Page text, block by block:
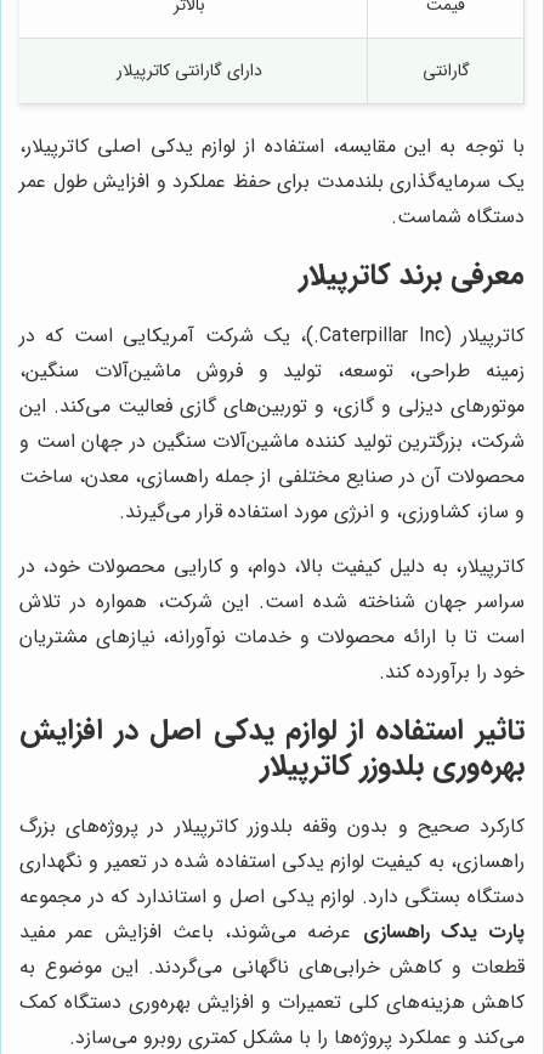
گارانتی دارای گارانتی کاترپیلار
با توجه به این مقایسه، استفاده از لوازم یدکی اصلی کاترپیلار،
یک سرمایه‌گذاری بلندمدت برای حفظ عملکرد و افزایش طول عمر
دستگاه شماست.
معرفی برند کاترپیلار
کاترپیلار (Caterpillar Inc.)، یک شرکت آمریکایی است که در
زمینه طراحی، توسعه، تولید و فروش ماشین‌آلات سنگین،
موتورهای دیزلی و گازی، و توربین‌های گازی فعالیت می‌کند. این
شرکت، بزرگترین تولید کننده ماشین‌آلات سنگین در جهان است و
محصولات آن در صنایع مختلفی از جمله راهسازی، معدن، ساخت
و ساز، کشاورزی، و انرژی مورد استفاده قرار می‌گیرند.
کاترپیلار، به دلیل کیفیت بالا، دوام، و کارایی محصولات خود، در
سراسر جهان شناخته شده است. این شرکت، همواره در تلاش
است تا با ارائه محصولات و خدمات نوآورانه، نیازهای مشتریان
خود را برآورده کند.
تاثیر استفاده از لوازم یدکی اصل در افزایش
بهره‌وری بلدوزر کاترپیلار
کارکرد صحیح و بدون وقفه بلدوزر کاترپیلار در پروژه‌های بزرگ
راهسازی، به کیفیت لوازم یدکی استفاده شده در تعمیر و نگهداری
دستگاه بستگی دارد. لوازم یدکی اصل و استاندارد که در مجموعه
پارت یدک راهسازی عرضه می‌شوند، باعث افزایش عمر مفید
قطعات و کاهش خرابی‌های ناگهانی می‌گردند. این موضوع به
کاهش هزینه‌های کلی تعمیرات و افزایش بهره‌وری دستگاه کمک
می‌کند و عملکرد پروژه‌ها را با مشکل کمتری روبرو می‌سازد.